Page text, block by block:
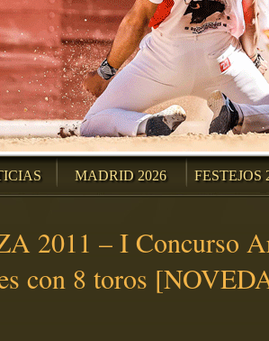
MADRID 2026 FESTEJOS
2011 – I Concurso
con 8 toros